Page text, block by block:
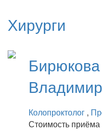
Хирурги
Бирюкова
Колопроктолог ,
Стоимость приёма